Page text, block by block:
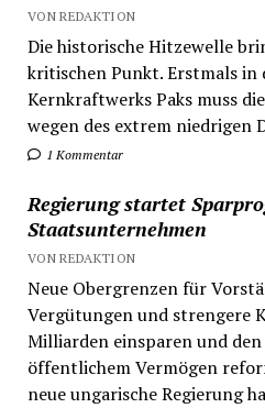
VON REDAKTION
Die historische Hitzewelle
kritischen Punkt. Erstmals in
Kernkraftwerks Paks muss
wegen des extrem niedrigen
1 Kommentar
Regierung startet
Staatsunternehmen
VON REDAKTION
Neue Obergrenzen für
Vergütungen und strengere
Milliarden einsparen und
öffentlichem Vermögen
neue ungarische Regierung